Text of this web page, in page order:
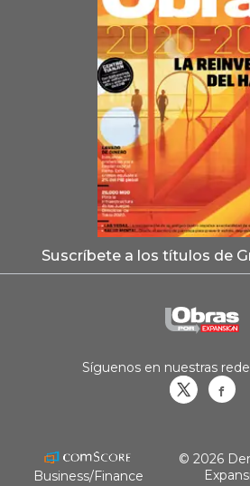
Suscríbete a los títulos de
Síguenos en nuestras
Business/Finance
© 2026